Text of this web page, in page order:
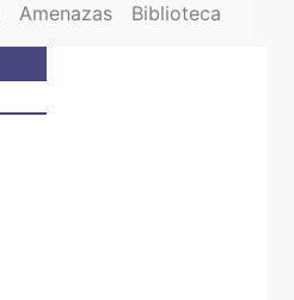
Amenazas Biblioteca